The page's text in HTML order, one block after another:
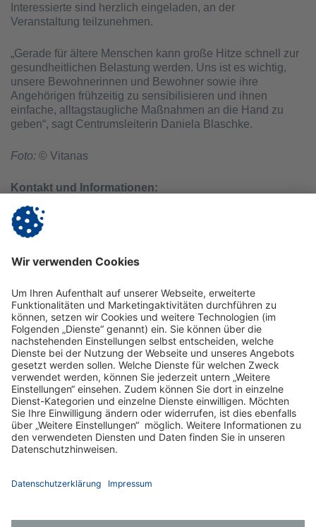
Interessierte sind herzlich eingeladen, an der
Veranstaltung teilzunehmen.
„Gerade für ältere Menschen kann große Hitze schnell zur
gesundheitlichen Belastung werden. Uns ist es wichtig,
unsere Bewohnerinnen und Bewohner sowie ihre
Angehörigen frühzeitig zu sensibilisieren und ihnen
einfache, alltagstaugliche Maßnahmen an die Hand zu
geben“, sagt Centrumsleiterin Daniela Blaschke.
Foto: © Vitanas
Kontakt und Informationen:
Vitanas Senioren Centrum Patricia
Bärenschanzstr. 44 | 90429 Nürnberg
d.blaschke@vitanas.de|www.vitanas.de/patricia
Zurück
Datenschutz